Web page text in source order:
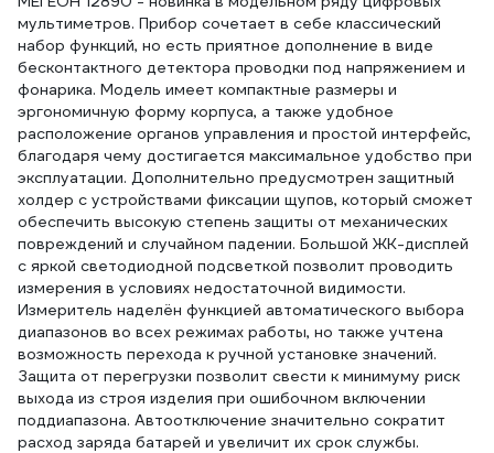
мультиметров. Прибор сочетает в себе классический
набор функций, но есть приятное дополнение в виде
бесконтактного детектора проводки под напряжением и
фонарика. Модель имеет компактные размеры и
эргономичную форму корпуса, а также удобное
расположение органов управления и простой интерфейс,
благодаря чему достигается максимальное удобство при
эксплуатации. Дополнительно предусмотрен защитный
холдер с устройствами фиксации щупов, который сможет
обеспечить высокую степень защиты от механических
повреждений и случайном падении. Большой ЖК-дисплей
с яркой светодиодной подсветкой позволит проводить
измерения в условиях недостаточной видимости.
Измеритель наделён функцией автоматического выбора
диапазонов во всех режимах работы, но также учтена
возможность перехода к ручной установке значений.
Защита от перегрузки позволит свести к минимуму риск
выхода из строя изделия при ошибочном включении
поддиапазона. Автоотключение значительно сократит
расход заряда батарей и увеличит их срок службы.